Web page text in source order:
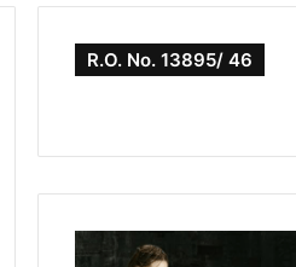
R.O. No. 13895/ 46